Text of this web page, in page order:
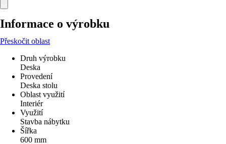
Informace o výrobku
Přeskočit oblast
Druh výrobku
Deska
Provedení
Deska stolu
Oblast využití
Interiér
Využití
Stavba nábytku
Šířka
600 mm